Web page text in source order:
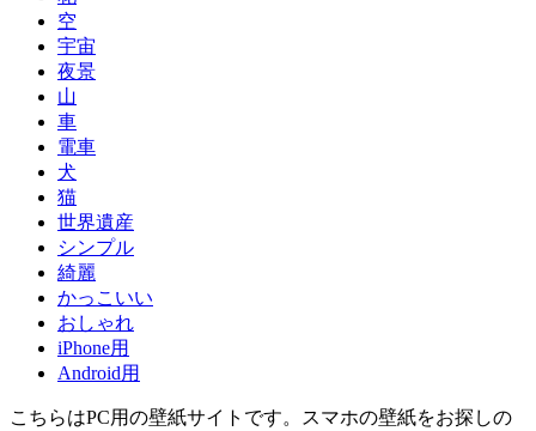
空
宇宙
夜景
山
車
電車
犬
猫
世界遺産
シンプル
綺麗
かっこいい
おしゃれ
iPhone用
Android用
こちらはPC用の壁紙サイトです。スマホの壁紙をお探しの